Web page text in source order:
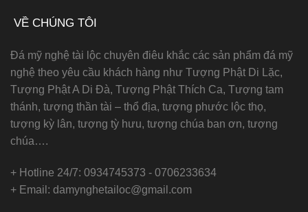
VỀ CHÚNG TÔI
Đá mỹ nghệ tài lộc chuyên điêu khắc các sản phẩm đá mỹ
nghệ theo yêu cầu khách hàng như Tượng Phật Di Lặc,
Tượng Phật A Di Đà, Tượng Phật Thích Ca, Tượng tam
thánh, tượng thần tài – thổ địa, tượng phước lộc thọ,
tượng kỳ lân, tượng tỳ hưu, tượng chúa ban ơn, tượng
chúa….
+ Hotline 24/7: 0934745373 - 0706233634
+ Email: damynghetailoc@gmail.com